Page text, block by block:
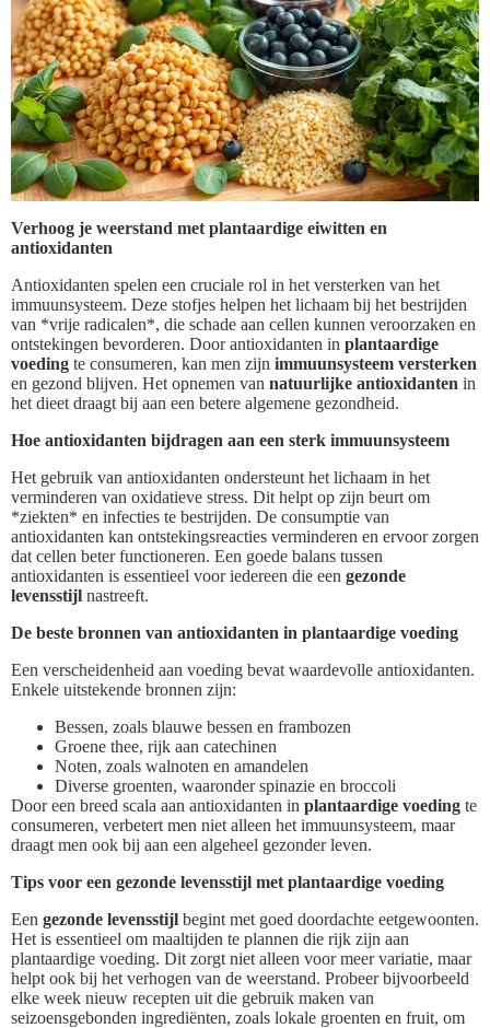
Verhoog je weerstand met plantaardige eiwitten en
antioxidanten
Antioxidanten spelen een cruciale rol in het versterken van het
immuunsysteem. Deze stofjes helpen het lichaam bij het bestrijden
van *vrije radicalen*, die schade aan cellen kunnen veroorzaken en
ontstekingen bevorderen. Door antioxidanten in plantaardige
voeding te consumeren, kan men zijn immuunsysteem versterken
en gezond blijven. Het opnemen van natuurlijke antioxidanten in
het dieet draagt bij aan een betere algemene gezondheid.
Hoe antioxidanten bijdragen aan een sterk immuunsysteem
Het gebruik van antioxidanten ondersteunt het lichaam in het
verminderen van oxidatieve stress. Dit helpt op zijn beurt om
*ziekten* en infecties te bestrijden. De consumptie van
antioxidanten kan ontstekingsreacties verminderen en ervoor zorgen
dat cellen beter functioneren. Een goede balans tussen
antioxidanten is essentieel voor iedereen die een gezonde
levensstijl nastreeft.
De beste bronnen van antioxidanten in plantaardige voeding
Een verscheidenheid aan voeding bevat waardevolle antioxidanten.
Enkele uitstekende bronnen zijn:
Bessen, zoals blauwe bessen en frambozen
Groene thee, rijk aan catechinen
Noten, zoals walnoten en amandelen
Diverse groenten, waaronder spinazie en broccoli
Door een breed scala aan antioxidanten in plantaardige voeding te
consumeren, verbetert men niet alleen het immuunsysteem, maar
draagt men ook bij aan een algeheel gezonder leven.
Tips voor een gezonde levensstijl met plantaardige voeding
Een gezonde levensstijl begint met goed doordachte eetgewoonten.
Het is essentieel om maaltijden te plannen die rijk zijn aan
plantaardige voeding. Dit zorgt niet alleen voor meer variatie, maar
helpt ook bij het verhogen van de weerstand. Probeer bijvoorbeeld
elke week nieuw recepten uit die gebruik maken van
seizoensgebonden ingrediënten, zoals lokale groenten en fruit, om